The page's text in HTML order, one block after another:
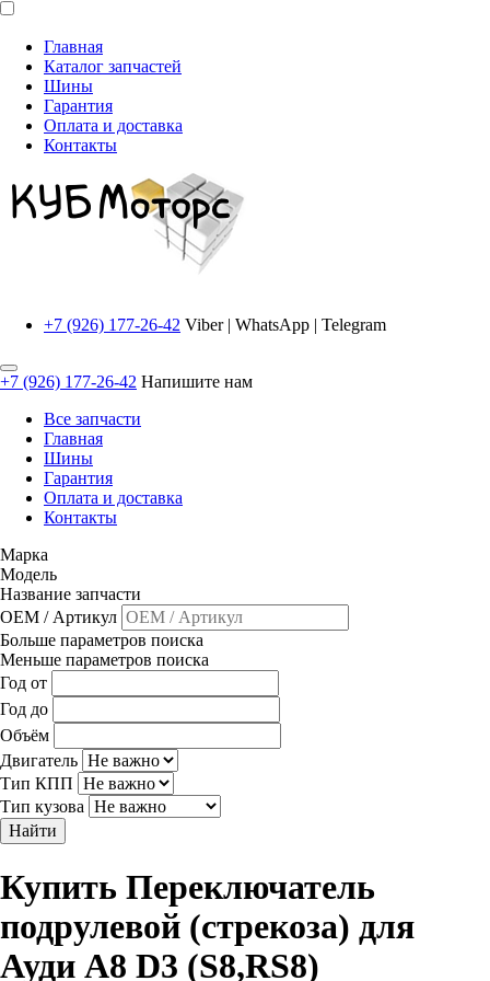
Главная
Каталог запчастей
Шины
Гарантия
Оплата и доставка
Контакты
+7 (926) 177-26-42 Viber | WhatsApp | Telegram
+7 (926) 177-26-42 Напишите нам
Все запчасти
Главная
Шины
Гарантия
Оплата и доставка
Контакты
Марка
Модель
Название запчасти
OEM / Артикул
Больше параметров поиска
Меньше параметров поиска
Год от
Год до
Объём
Двигатель
Тип КПП
Тип кузова
Найти
Купить Переключатель
подрулевой (стрекоза) для
Ауди A8 D3 (S8,RS8)